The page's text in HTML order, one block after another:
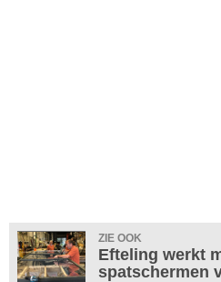
ZIE OOK
Efteling werkt
spatschermen